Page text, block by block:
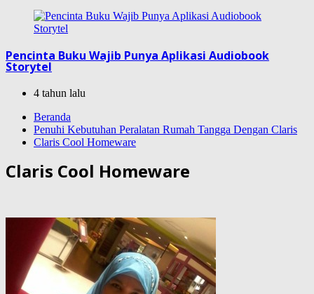
Pencinta Buku Wajib Punya Aplikasi Audiobook
Storytel
4 tahun lalu
Beranda
Penuhi Kebutuhan Peralatan Rumah Tangga Dengan Claris
Claris Cool Homeware
Claris Cool Homeware